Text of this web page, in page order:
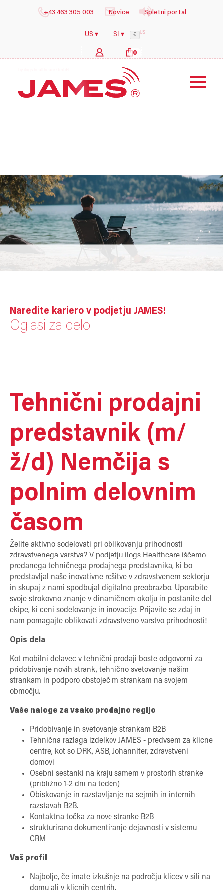
+43 463 305 003 Novice Spletni portal
US ▾ SI ▾ € US
0
Naredite kariero v podjetju JAMES!
Oglasi za delo
Tehnični prodajni
predstavnik (m/
ž/d) Nemčija s
polnim delovnim
časom
Želite aktivno sodelovati pri oblikovanju prihodnosti
zdravstvenega varstva? V podjetju ilogs Healthcare iščemo
predanega tehničnega prodajnega predstavnika, ki bo
predstavljal naše inovativne rešitve v zdravstvenem sektorju
in skupaj z nami spodbujal digitalno preobrazbo. Uporabite
svoje strokovno znanje v dinamičnem okolju in postanite del
ekipe, ki ceni sodelovanje in inovacije. Prijavite se zdaj in
nam pomagajte oblikovati zdravstveno varstvo prihodnosti!
Opis dela
Kot mobilni delavec v tehnični prodaji boste odgovorni za
pridobivanje novih strank, tehnično svetovanje našim
strankam in podporo obstoječim strankam na svojem
območju.
Vaše naloge za vsako prodajno regijo
Pridobivanje in svetovanje strankam B2B
Tehnična razlaga izdelkov JAMES - predvsem za klicne
centre, kot so DRK, ASB, Johanniter, zdravstveni
domovi
Osebni sestanki na kraju samem v prostorih stranke
(približno 1-2 dni na teden)
Obiskovanje in razstavljanje na sejmih in internih
razstavah B2B.
Kontaktna točka za nove stranke B2B
strukturirano dokumentiranje dejavnosti v sistemu
CRM
Vaš profil
Najbolje, če imate izkušnje na področju klicev v sili na
domu ali v klicnih centrih.